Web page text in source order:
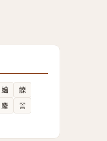
䗶
觻
麜 詈